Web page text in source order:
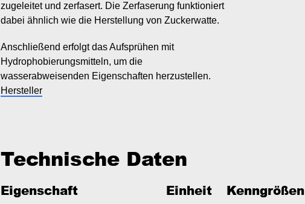
zugeleitet und zerfasert. Die Zerfaserung funktioniert
dabei ähnlich wie die Herstellung von Zuckerwatte.
Anschließend erfolgt das Aufsprühen mit
Hydrophobierungsmitteln, um die
wasserabweisenden Eigenschaften herzustellen.
Hersteller
Technische Daten
Eigenschaft Einheit Kenngrößen